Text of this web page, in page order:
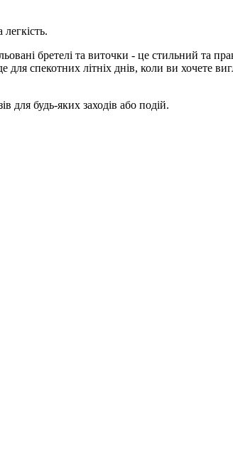
бретелі та виточки - це стильний та
для спекотних літніх днів, коли ви хочете
для будь-яких заходів або подій.